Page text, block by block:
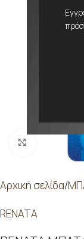
Προβολή
Αρχική σελίδα
RENATA